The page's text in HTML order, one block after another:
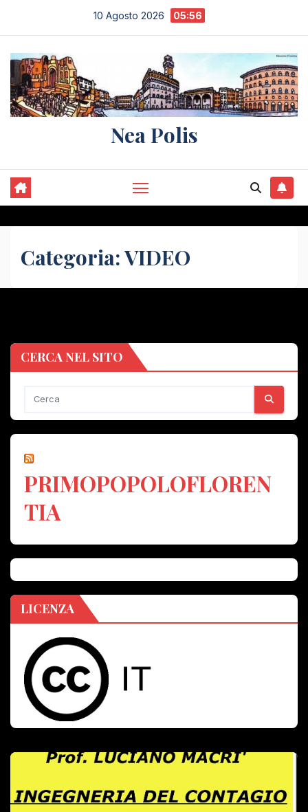
contenuto
10 Agosto 2026 05:56
Nea Polis
Categoria:VIDEO
CERCA NEL SITO
PRIMOPOPOLOFLOREN
TIA
LICENZA